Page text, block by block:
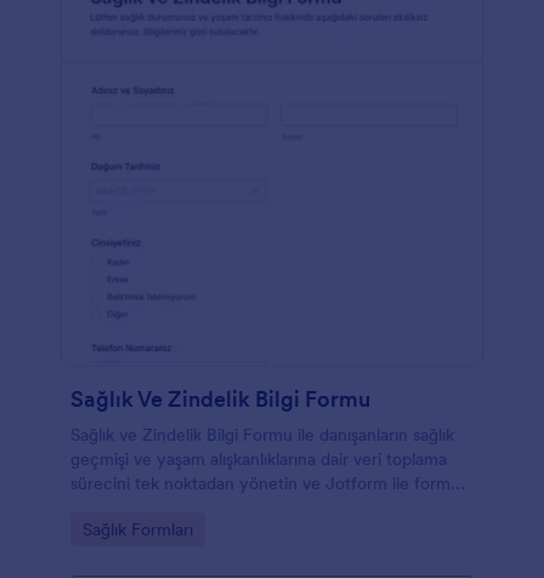
Sağlık Ve Zindelik Bilgi Formu
Sağlık ve Zindelik Bilgi Formu ile danışanların sağlık
geçmişi ve yaşam alışkanlıklarına dair veri toplama
sürecini tek noktadan yönetin ve Jotform ile form
Go to Category:
Sağlık Formları